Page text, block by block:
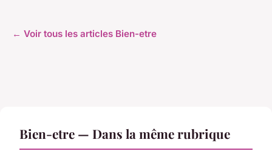
← Voir tous les articles Bien-etre
Bien-etre — Dans la même rubrique